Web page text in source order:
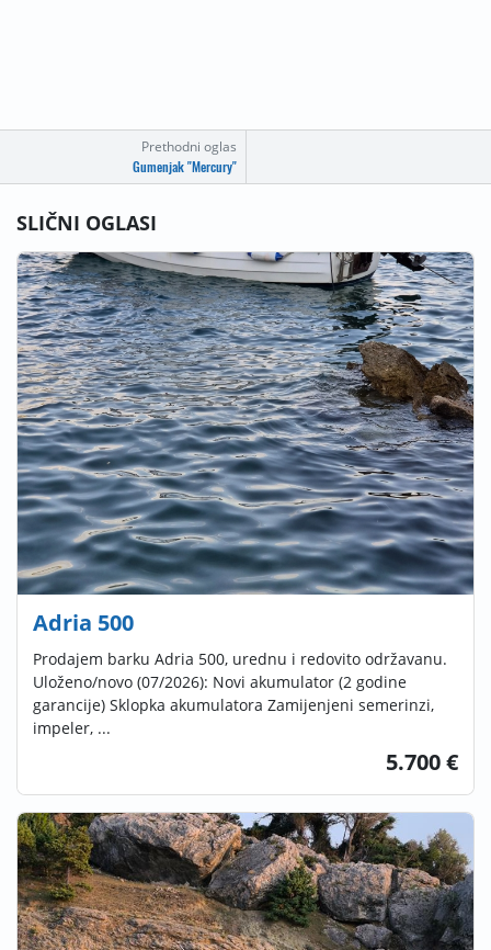
Prethodni oglas
Gumenjak "Mercury"
SLIČNI OGLASI
Adria 500
Prodajem barku Adria 500, urednu i redovito održavanu.
Uloženo/novo (07/2026): Novi akumulator (2 godine
garancije) Sklopka akumulatora Zamijenjeni semerinzi,
impeler, ...
5.700 €